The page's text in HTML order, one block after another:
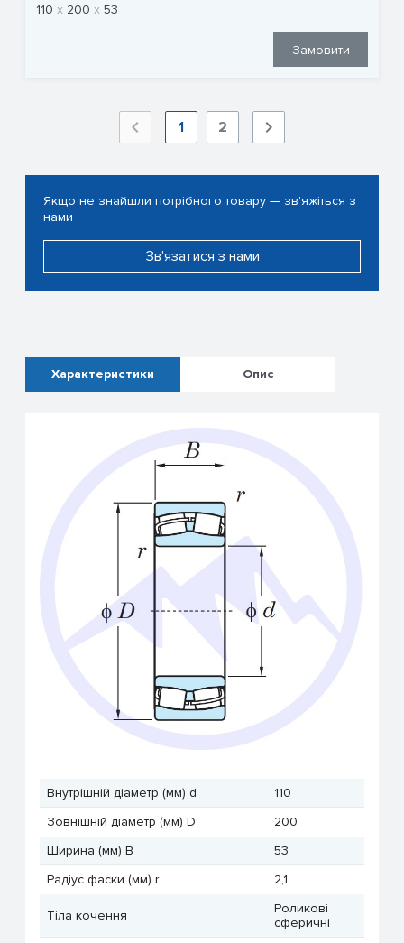
110
200 53
Замовити
1 2
Якщо не знайшли потрібного товару — зв'яжіться з
нами
Зв'язатися з нами
Характеристики Опис
Внутрішній діаметр (мм) d
110
Зовнішній діаметр (мм) D
200
Ширина (мм) B
53
Радіус фаски (мм) r
2,1
Тіла кочення
Роликові
сферичні